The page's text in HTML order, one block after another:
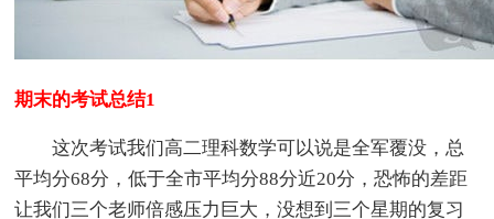
期末的考试总结1
这次考试我们高二理科数学可以说是全军覆没，总
平均分68分，低于全市平均分88分近20分，恐怖的差距
让我们三个老师倍感压力巨大，没想到三个星期的复习